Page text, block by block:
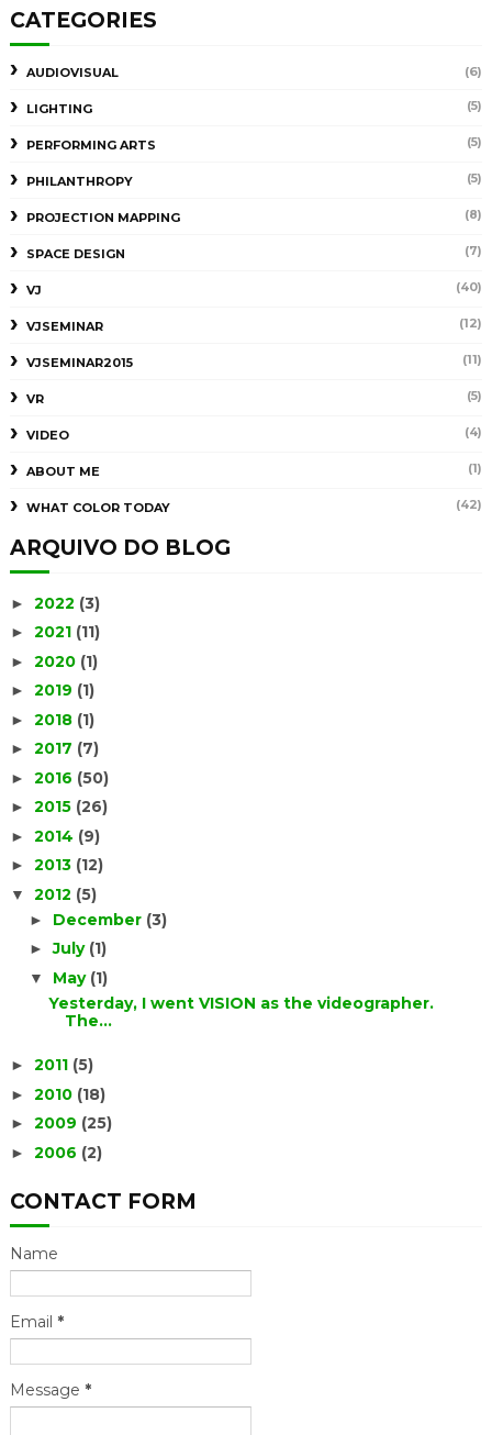
CATEGORIES
AUDIOVISUAL (6)
LIGHTING (5)
PERFORMING ARTS (5)
PHILANTHROPY (5)
PROJECTION MAPPING (8)
SPACE DESIGN (7)
VJ (40)
VJSEMINAR (12)
VJSEMINAR2015 (11)
VR (5)
VIDEO (4)
ABOUT ME (1)
WHAT COLOR TODAY (42)
ARQUIVO DO BLOG
► 2022 (3)
► 2021 (11)
► 2020 (1)
► 2019 (1)
► 2018 (1)
► 2017 (7)
► 2016 (50)
► 2015 (26)
► 2014 (9)
► 2013 (12)
▼ 2012 (5)
► December (3)
►July (1)
▼ May (1)
Yesterday, I went VISION as the videographer.
The...
► 2011 (5)
► 2010 (18)
► 2009 (25)
► 2006 (2)
CONTACT FORM
Name
Email *
Message *